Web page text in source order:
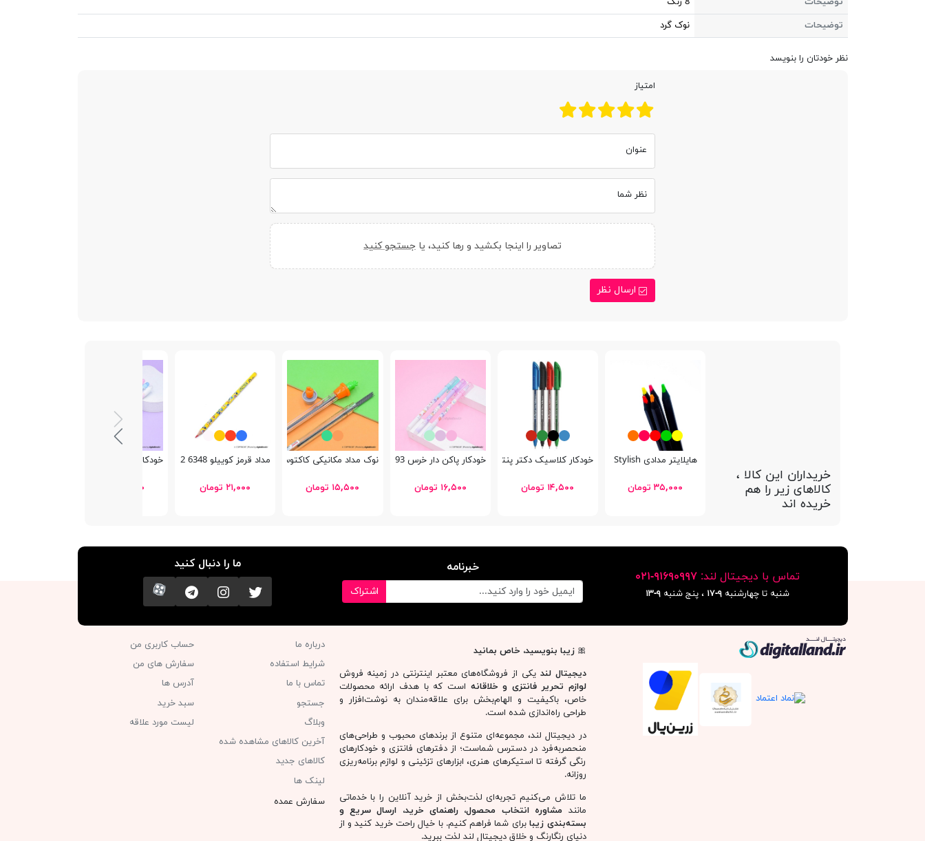
توضیحات
نوک گرد
نظر خودتان را بنویسد
امتیاز
عنوان
نظر شما
تصاویر را اینجا بکشید و رها کنید، یا جستجو کنید
ارسال نظر
خریداران این کالا ،
کالاهای زیر را هم
خریده اند
هایلایتر مدادی Stylish
۳۵,۰۰۰ تومان
خودکار کلاسیک دکتر پنتر DP-105
۱۴,۵۰۰ تومان
خودکار پاکن دار خرس GP-7793
۱۶,۵۰۰ تومان
نوک مداد مکانیکی کاکتوس Chanss 0.5mm
۱۵,۵۰۰ تومان
مداد قرمز کوییلو 6348 Cartoony 2
۲۱,۰۰۰ تومان
خودکار پاکن دار کوکی Uzhiya GP-9237
۲۵,۰۰۰ تومان
تماس با دیجیتال لند: ٩١۶٩٠٩٩٧-٠٢١
شنبه تا چهارشنبه ۹-۱۷ ، پنج شنبه ۹-١٣
خبرنامه
اشتراک
ما را دنبال کنید
تویتر اینستاگرامکانال تلگرام
آپارات
🎀زیبا بنویسید، خاص بمانید
دیجیتال لند یکی از فروشگاه‌های معتبر اینترنتی در زمینه فروش
لوازم تحریر فانتزی و خلاقانه است که با هدف ارائه محصولات
خاص، باکیفیت و الهام‌بخش برای علاقه‌مندان به نوشت‌افزار و
طراحی راه‌اندازی شده است.
در دیجیتال لند، مجموعه‌ای متنوع از برندهای محبوب و طراحی‌های
منحصربه‌فرد در دسترس شماست؛ از دفترهای فانتزی و خودکارهای
رنگی گرفته تا استیکرهای هنری، ابزارهای تزئینی و لوازم برنامه‌ریزی
روزانه.
ما تلاش می‌کنیم تجربه‌ای لذت‌بخش از خرید آنلاین را با خدماتی
مانند مشاوره انتخاب محصول، راهنمای خرید، ارسال سریع و
بسته‌بندی زیبابرای شما فراهم کنیم. با خیال راحت خرید کنید و از
دنیای رنگارنگ و خلاق دیجیتال لند لذت ببرید.
درباره ما
شرایط استفاده
تماس با ما
جستجو
وبلاگ
آخرین کالاهای مشاهده شده
کالاهای جدید
لینک ها
حساب کاربری من
سفارش های من‎
آدرس ها
سبد خرید
لیست مورد علاقه
سفارش عمده